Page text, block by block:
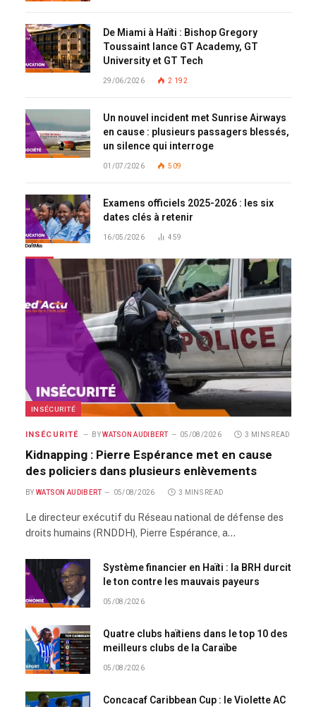
De Miami à Haïti : Bishop Gregory
Toussaint lance GT Academy, GT
University et GT Tech
29/06/2026 2 192
Un nouvel incident met Sunrise Airways
en cause : plusieurs passagers blessés,
un silence qui interroge
01/07/2026 509
Examens officiels 2025-2026 : les six
dates clés à retenir
16/05/2026 459
Don't Miss
INSÉCURITÉ
INSÉCURITÉ BY WATSON AUDIBERT 05/08/2026 3 MINS READ
Kidnapping : Pierre Espérance met en cause
des policiers dans plusieurs enlèvements
BY WATSON AUDIBERT 05/08/2026 3 MINS READ
Le directeur exécutif du Réseau national de défense des
droits humains (RNDDH), Pierre Espérance, a…
Système financier en Haïti : la BRH durcit
le ton contre les mauvais payeurs
05/08/2026
Quatre clubs haïtiens dans le top 10 des
meilleurs clubs de la Caraïbe
05/08/2026
Concacaf Caribbean Cup : le Violette AC